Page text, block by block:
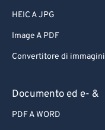
HEIC A JPG
Image A PDF
Convertitore di immagini
Documento ed e- &
PDF A WORD